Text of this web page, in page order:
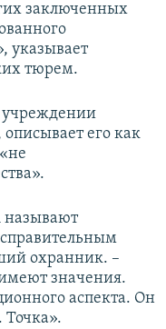
заключенных
указывает
тюрем.
учреждении
его как
охранник. –
значения.
аспекта. Он
Точка».